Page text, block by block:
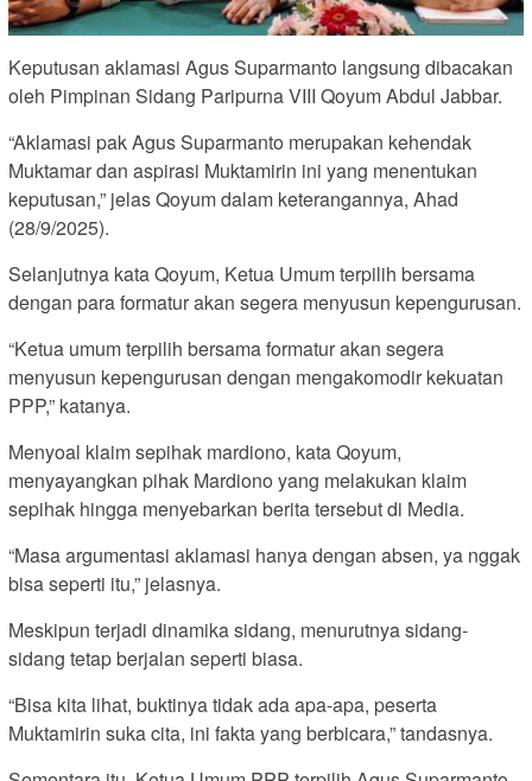
Keputusan aklamasi Agus Suparmanto langsung dibacakan
oleh Pimpinan Sidang Paripurna VIII Qoyum Abdul Jabbar.
“Aklamasi pak Agus Suparmanto merupakan kehendak
Muktamar dan aspirasi Muktamirin ini yang menentukan
keputusan,” jelas Qoyum dalam keterangannya, Ahad
(28/9/2025).
Selanjutnya kata Qoyum, Ketua Umum terpilih bersama
dengan para formatur akan segera menyusun kepengurusan.
“Ketua umum terpilih bersama formatur akan segera
menyusun kepengurusan dengan mengakomodir kekuatan
PPP,” katanya.
Menyoal klaim sepihak mardiono, kata Qoyum,
menyayangkan pihak Mardiono yang melakukan klaim
sepihak hingga menyebarkan berita tersebut di Media.
“Masa argumentasi aklamasi hanya dengan absen, ya nggak
bisa seperti itu,” jelasnya.
Meskipun terjadi dinamika sidang, menurutnya sidang-
sidang tetap berjalan seperti biasa.
“Bisa kita lihat, buktinya tidak ada apa-apa, peserta
Muktamirin suka cita, ini fakta yang berbicara,” tandasnya.